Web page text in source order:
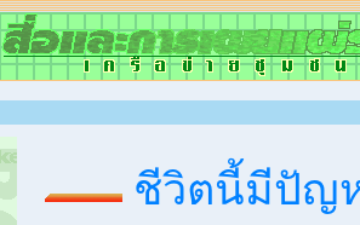
ชีวิตนี้มีปัญ